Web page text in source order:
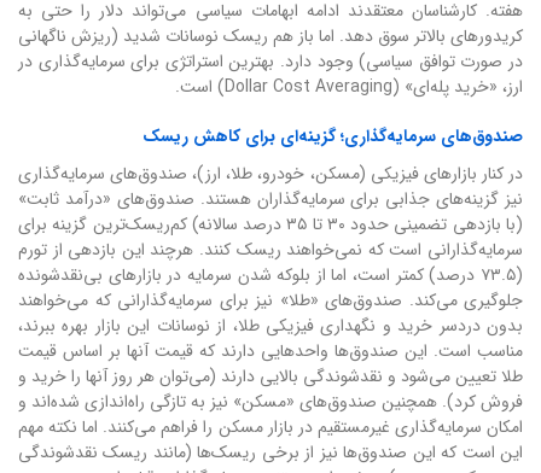
هفته. کارشناسان معتقدند ادامه ابهامات سیاسی می‌تواند دلار را حتی به
کریدورهای بالاتر سوق دهد. اما باز هم ریسک نوسانات شدید (ریزش ناگهانی
در صورت توافق سیاسی) وجود دارد. بهترین استراتژی برای سرمایه‌گذاری در
ارز، «خرید پله‌ای» (Dollar Cost Averaging) است.
صندوق‌های سرمایه‌گذاری؛ گزینه‌ای برای کاهش ریسک
در کنار بازارهای فیزیکی (مسکن، خودرو، طلا، ارز)، صندوق‌های سرمایه‌گذاری
نیز گزینه‌های جذابی برای سرمایه‌گذاران هستند. صندوق‌های «درآمد ثابت»
(با بازدهی تضمینی حدود ۳۰ تا ۳۵ درصد سالانه) کم‌ریسک‌ترین گزینه برای
سرمایه‌گذارانی است که نمی‌خواهند ریسک کنند. هرچند این بازدهی از تورم
(۷۳.۵ درصد) کمتر است، اما از بلوکه شدن سرمایه در بازارهای بی‌نقدشونده
جلوگیری می‌کند. صندوق‌های «طلا» نیز برای سرمایه‌گذارانی که می‌خواهند
بدون دردسر خرید و نگهداری فیزیکی طلا، از نوسانات این بازار بهره ببرند،
مناسب است. این صندوق‌ها واحدهایی دارند که قیمت آنها بر اساس قیمت
طلا تعیین می‌شود و نقدشوندگی بالایی دارند (می‌توان هر روز آنها را خرید و
فروش کرد). همچنین صندوق‌های «مسکن» نیز به تازگی راه‌اندازی شده‌اند و
امکان سرمایه‌گذاری غیرمستقیم در بازار مسکن را فراهم می‌کنند. اما نکته مهم
این است که این صندوق‌ها نیز از برخی ریسک‌ها (مانند ریسک نقدشوندگی